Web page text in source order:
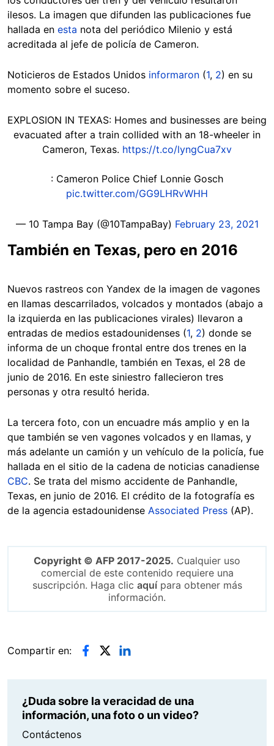
ilesos. La imagen que difunden las publicaciones fue
hallada en esta nota del periódico Milenio y está
acreditada al jefe de policía de Cameron.
Noticieros de Estados Unidos informaron (1, 2) en su
momento sobre el suceso.
EXPLOSION IN TEXAS: Homes and businesses are being
evacuated after a train collided with an 18-wheeler in
Cameron, Texas. https://t.co/lyngCua7xv
: Cameron Police Chief Lonnie Gosch
pic.twitter.com/GG9LHRvWHH
— 10 Tampa Bay (@10TampaBay) February 23, 2021
También en Texas, pero en 2016
Nuevos rastreos con Yandex de la imagen de vagones
en llamas descarrilados, volcados y montados (abajo a
la izquierda en las publicaciones virales) llevaron a
entradas de medios estadounidenses (1, 2) donde se
informa de un choque frontal entre dos trenes en la
localidad de Panhandle, también en Texas, el 28 de
junio de 2016. En este siniestro fallecieron tres
personas y otra resultó herida.
La tercera foto, con un encuadre más amplio y en la
que también se ven vagones volcados y en llamas, y
más adelante un camión y un vehículo de la policía, fue
hallada en el sitio de la cadena de noticias canadiense
CBC. Se trata del mismo accidente de Panhandle,
Texas, en junio de 2016. El crédito de la fotografía es
de la agencia estadounidense Associated Press (AP).
Copyright © AFP 2017-2025. Cualquier uso
comercial de este contenido requiere una
suscripción. Haga clic aquípara obtener más
información.
Compartir en:
¿Duda sobre la veracidad de una
información, una foto o un video?
Contáctenos